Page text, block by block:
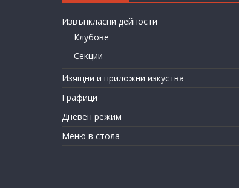
Извънкласни дейности
Клубове
Секции
Изящни и приложни изкуства
Графици
Дневен режим
Меню в стола